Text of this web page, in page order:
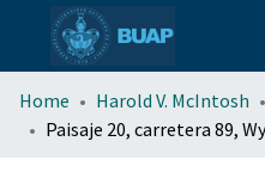
menu.section.about_menu
Home Harold V. McIntosh